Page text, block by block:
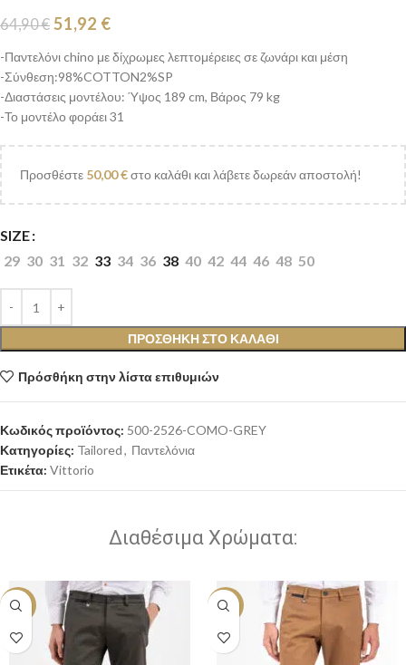
64,90€ 51,92 €
-Παντελόνι chino με δίχρωμες λεπτομέρειες σε ζωνάρι και μέση
-Σύνθεση:98%COTTON2%SP
-Διαστάσεις μοντέλου: Ύψος 189 cm, Βάρος 79 kg
-Το μοντέλο φοράει 31
Προσθέστε 50,00€στο καλάθι και λάβετε δωρεάν αποστολή!
SIZE
29 30 31 32 33 34 36 38 40 42 44 46 48 50
ΠΡΟΣΘΉΚΗ ΣΤΟ ΚΑΛΆΘΙ
Πρόσθήκη στην λίστα επιθυμιών
Κωδικός προϊόντος: 500-2526-COMO-GREY
Κατηγορίες: Tailored, Παντελόνια
Ετικέτα: Vittorio
Διαθέσιμα Χρώματα:
-20% -20%